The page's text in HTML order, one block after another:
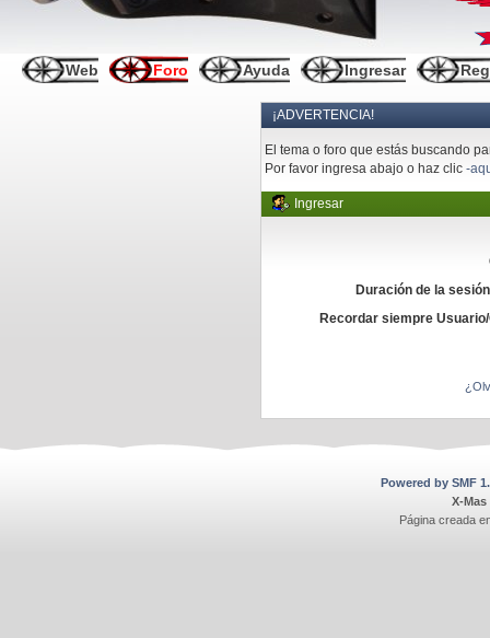
Web Foro Ayuda Ingresar
¡ADVERTENCIA!
El tema o foro que estás buscando
Por favor ingresa abajo o haz clic-
Ingresar
Duración de la
Recordar siempre
Powered by SMF
X-Mas
Página creada